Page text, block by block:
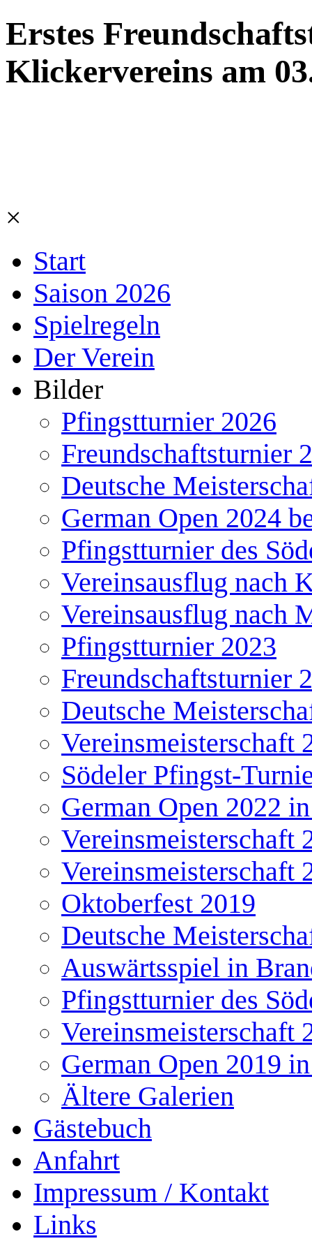
Erstes
Klickervereins am
×
Start
Saison 2026
Spielregeln
Der Verein
Bilder
Pfingstturnier 2026
Freundschaftsturnier
Deutsche
German Open 2024
Pfingstturnier des
Vereinsausflug nach
Vereinsausflug nach
Pfingstturnier 2023
Freundschaftsturnier
Deutsche
Vereinsmeisterschaft
Södeler Pfingst-
German Open 2022
Vereinsmeisterschaft
Vereinsmeisterschaft
Oktoberfest 2019
Deutsche
Auswärtsspiel in
Pfingstturnier des
Vereinsmeisterschaft
German Open 2019
Ältere Galerien
Gästebuch
Anfahrt
Impressum / Kontakt
Links